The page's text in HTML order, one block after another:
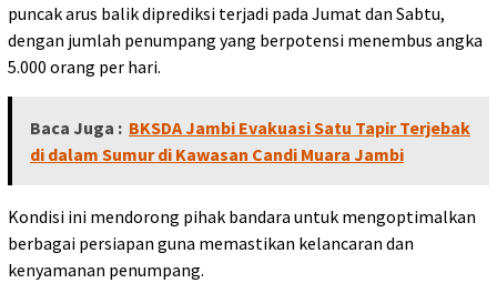
puncak arus balik diprediksi terjadi pada Jumat dan Sabtu,
dengan jumlah penumpang yang berpotensi menembus angka
5.000 orang per hari.
Baca Juga : BKSDA Jambi Evakuasi Satu Tapir Terjebak
di dalam Sumur di Kawasan Candi Muara Jambi
Kondisi ini mendorong pihak bandara untuk mengoptimalkan
berbagai persiapan guna memastikan kelancaran dan
kenyamanan penumpang.